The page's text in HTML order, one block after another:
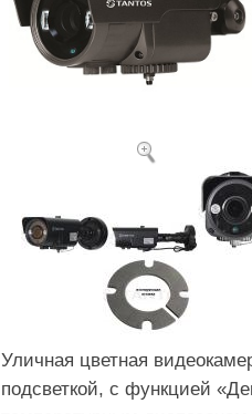
Уличная цветная
подсветкой, с функцией